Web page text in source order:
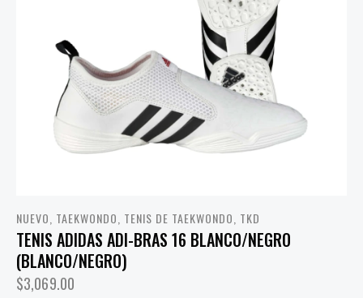
NUEVO, TAEKWONDO, TENIS DE TAEKWONDO, TKD
TENIS ADIDAS ADI-BRAS 16 BLANCO/NEGRO
(BLANCO/NEGRO)
$3,069.00